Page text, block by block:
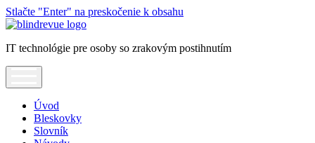
Stlačte "Enter" na preskočenie k obsahu
Blindrevue
IT technológie pre osoby so zrakovým postihnutím
Úvod
Bleskovky
Slovník